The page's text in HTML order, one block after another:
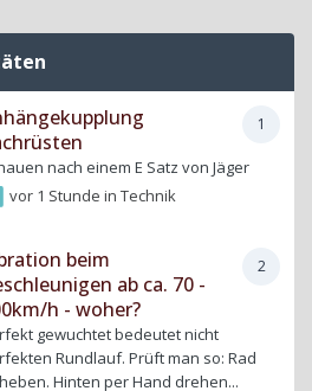
1
nach einem E Satz von Jäger
vor 1 Stunde inTechnik
2
beim
ab ca. 70 -
h - woher?
gewuchtet bedeutet nicht
Rundlauf. Prüft man so: Rad
Hinten per Hand drehen...